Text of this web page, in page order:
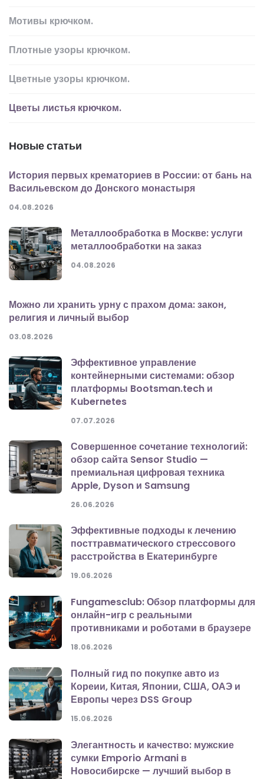
Мотивы крючком.
Плотные узоры крючком.
Цветные узоры крючком.
Цветы листья крючком.
Новые статьи
История первых крематориев в России: от бань на
Васильевском до Донского монастыря
04.08.2026
Металлообработка в Москве: услуги
металлообработки на заказ
04.08.2026
Можно ли хранить урну с прахом дома: закон,
религия и личный выбор
03.08.2026
Эффективное управление
контейнерными системами: обзор
платформы Bootsman.tech и
Kubernetes
07.07.2026
Совершенное сочетание технологий:
обзор сайта Sensor Studio —
премиальная цифровая техника
Apple, Dyson и Samsung
26.06.2026
Эффективные подходы к лечению
посттравматического стрессового
расстройства в Екатеринбурге
19.06.2026
Fungamesclub: Обзор платформы для
онлайн-игр с реальными
противниками и роботами в браузере
18.06.2026
Полный гид по покупке авто из
Кореии, Китая, Японии, США, ОАЭ и
Европы через DSS Group
15.06.2026
Элегантность и качество: мужские
сумки Emporio Armani в
Новосибирске — лучший выбор в